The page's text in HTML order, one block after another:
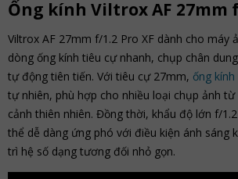
Ống kính Viltrox AF 27mm
Viltrox AF 27mm f/1.2 Pro XF dành cho máy
dòng ống kính tiêu cự nhanh, chụp chân
tự động tiên tiến. Với tiêu cự 27mm, ống kính
tự nhiên, phù hợp cho nhiều loại chụp ảnh
cảnh thiên nhiên. Đồng thời, khẩu độ lớn f/
thể dễ dàng ứng phó với điều kiện ánh sáng
trì hệ số dạng tương đối nhỏ gọn.